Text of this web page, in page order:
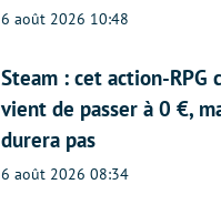
6 août 2026 10:48
Steam : cet action-RPG
vient de passer à 0 €,
durera pas
6 août 2026 08:34